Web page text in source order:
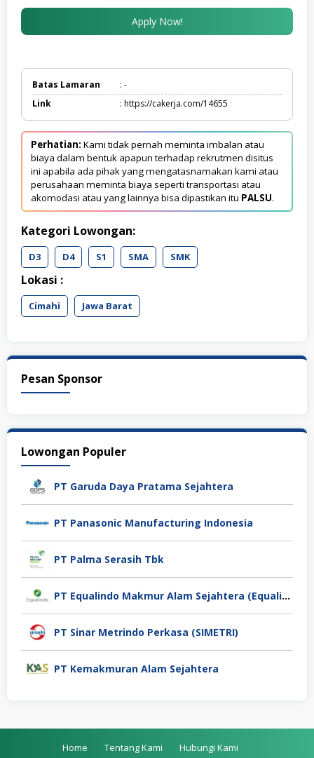
Apply Now!
Batas Lamaran
: -
Link
: https://cakerja.com/14655
Perhatian: Kami tidak pernah meminta imbalan atau
biaya dalam bentuk apapun terhadap rekrutmen disitus
ini apabila ada pihak yang mengatasnamakan kami atau
perusahaan meminta biaya seperti transportasi atau
akomodasi atau yang lainnya bisa dipastikan itu PALSU.
Kategori Lowongan:
D3 D4 S1 SMA SMK
Lokasi :
Cimahi Jawa Barat
Pesan Sponsor
Lowongan Populer
PT Garuda Daya Pratama Sejahtera
PT Panasonic Manufacturing Indonesia
PT Palma Serasih Tbk
PT Equalindo Makmur Alam Sejahtera (Equalindo Group)
PT Sinar Metrindo Perkasa (SIMETRI)
PT Kemakmuran Alam Sejahtera
Home Tentang Kami Hubungi Kami